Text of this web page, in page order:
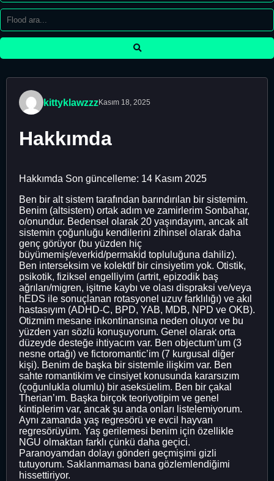
kittyklawzzzKasım 18, 2025
Hakkımda
Hakkımda Son güncelleme: 14 Kasım 2025
Ben bir alt sistem tarafından barındırılan bir sistemim.
Benim (altsistem) ortak adım ve zamirlerim Sonbahar,
o/onundur. Bedensel olarak 20 yaşındayım, ancak alt
sistemin çoğunluğu kendilerini zihinsel olarak daha
genç görüyor (bu yüzden hiç
büyümemiş/everkid/permakid topluluğuna dahiliz).
Ben interseksim ve kolektif bir cinsiyetim yok. Otistik,
psikotik, fiziksel engelliyim (artrit, epizodik baş
ağrıları/migren, işitme kaybı ve olası dispraksi ve/veya
hEDS ile sonuçlanan rotasyonel uzuv farklılığı) ve akıl
hastasıyım (ADHD-C, BPD, YAB, MDB, NPD ve OKB).
Otizmim mesane inkontinansına neden oluyor ve bu
yüzden yarı sözlü konuşuyorum. Genel olarak orta
düzeyde desteğe ihtiyacım var. Ben objectum’um (3
nesne ortağı) ve fictoromantic’im (7 kurgusal diğer
kişi). Benim de başka bir sistemle ilişkim var. Ben
sahte romantikim ve cinsiyet konusunda kararsızım
(çoğunlukla olumlu) bir aseksüelim. Ben bir çakal
Therian’ım. Başka birçok teoriyotipim ve genel
kintiplerim var, ancak şu anda onları listelemiyorum.
Aynı zamanda yaş regresörü ve evcil hayvan
regresörüyüm. Yaş gerilemesi benim için özellikle
NGU olmaktan farklı çünkü daha geçici.
Paranoyamdan dolayı gönderi geçmişimi gizli
tutuyorum. Saklanmaması bana gözlemlendiğimi
hissettiriyor.